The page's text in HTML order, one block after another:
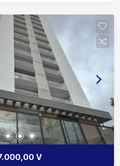
? 1 vaga de garagem
entrega uma estrutura
E outras facilidades
dia a dia Tudo isso
da Vila Carvalho, com
pontos de Sorocaba.
V